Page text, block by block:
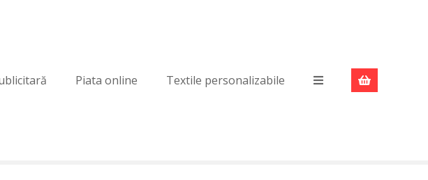
Piata online Textile personalizabile